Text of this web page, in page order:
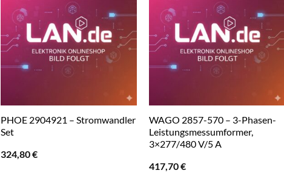
PHOE 2904921 – Stromwandler
Set
324,80€
WAGO 2857-570 – 3-Phasen-
Leistungsmessumformer,
3×277/480 V/5 A
417,70€